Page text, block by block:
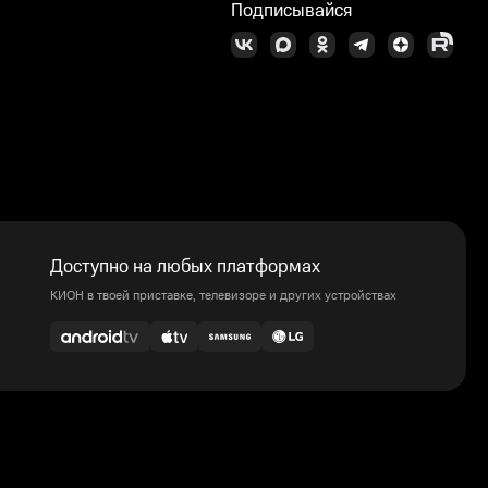
Подписывайся
Доступно на любых платформах
КИОН в твоей приставке, телевизоре и других устройствах